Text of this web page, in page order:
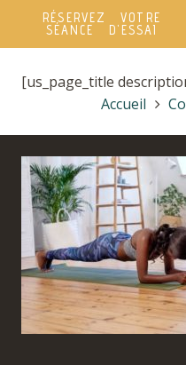
RÉSERVEZ VOTRE
SÉANCE D'ESSAI
[us_page_title
Accueil